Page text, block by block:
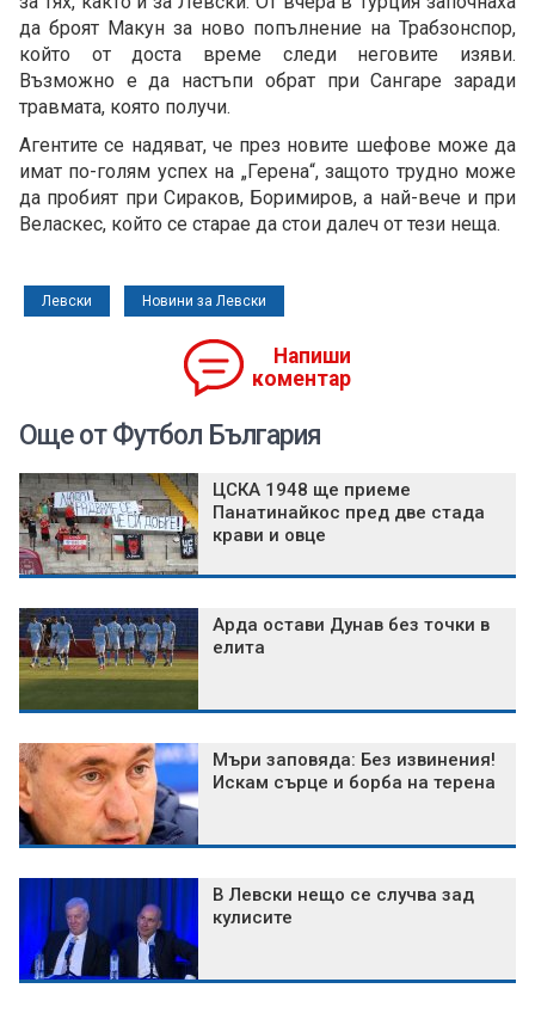
да броят Макун за ново попълнение на Трабзонспор,
който от доста време следи неговите изяви.
Възможно е да настъпи обрат при Сангаре заради
травмата, която получи.
Агентите се надяват, че през новите шефове може да
имат по-голям успех на „Герена“, защото трудно може
да пробият при Сираков, Боримиров, а най-вече и при
Веласкес, който се старае да стои далеч от тези неща.
Левски Новини за Левски
Напиши
коментар
Още от Футбол България
ЦСКА 1948 ще приеме
Панатинайкос пред две стада
крави и овце
Арда остави Дунав без точки в
елита
Мъри заповяда: Без извинения!
Искам сърце и борба на терена
В Левски нещо се случва зад
кулисите